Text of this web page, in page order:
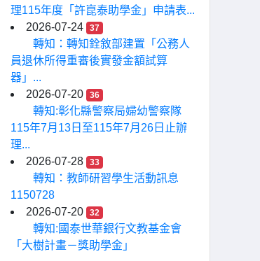
理115年度「許崑泰助學金」申請表...
2026-07-24
37
轉知：轉知銓敘部建置「公務人
員退休所得重審後實發金額試算
器」...
2026-07-20
36
轉知:彰化縣警察局婦幼警察隊
115年7月13日至115年7月26日止辦
理...
2026-07-28
33
轉知：教師研習學生活動訊息
1150728
2026-07-20
32
轉知:國泰世華銀行文教基金會
「大樹計畫－獎助學金」